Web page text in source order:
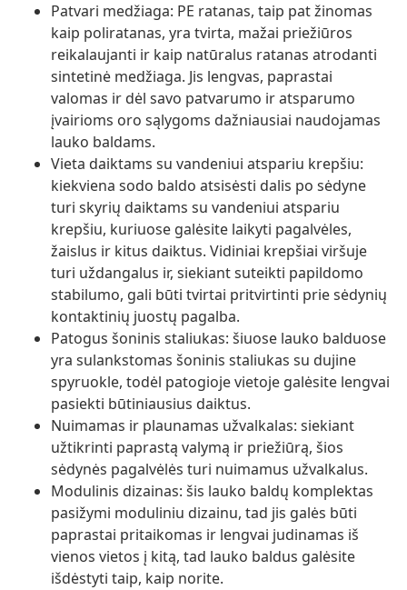
Patvari medžiaga: PE ratanas, taip pat žinomas
kaip poliratanas, yra tvirta, mažai priežiūros
reikalaujanti ir kaip natūralus ratanas atrodanti
sintetinė medžiaga. Jis lengvas, paprastai
valomas ir dėl savo patvarumo ir atsparumo
įvairioms oro sąlygoms dažniausiai naudojamas
lauko baldams.
Vieta daiktams su vandeniui atspariu krepšiu:
kiekviena sodo baldo atsisėsti dalis po sėdyne
turi skyrių daiktams su vandeniui atspariu
krepšiu, kuriuose galėsite laikyti pagalvėles,
žaislus ir kitus daiktus. Vidiniai krepšiai viršuje
turi uždangalus ir, siekiant suteikti papildomo
stabilumo, gali būti tvirtai pritvirtinti prie sėdynių
kontaktinių juostų pagalba.
Patogus šoninis staliukas: šiuose lauko balduose
yra sulankstomas šoninis staliukas su dujine
spyruokle, todėl patogioje vietoje galėsite lengvai
pasiekti būtiniausius daiktus.
Nuimamas ir plaunamas užvalkalas: siekiant
užtikrinti paprastą valymą ir priežiūrą, šios
sėdynės pagalvėlės turi nuimamus užvalkalus.
Modulinis dizainas: šis lauko baldų komplektas
pasižymi moduliniu dizainu, tad jis galės būti
paprastai pritaikomas ir lengvai judinamas iš
vienos vietos į kitą, tad lauko baldus galėsite
išdėstyti taip, kaip norite.